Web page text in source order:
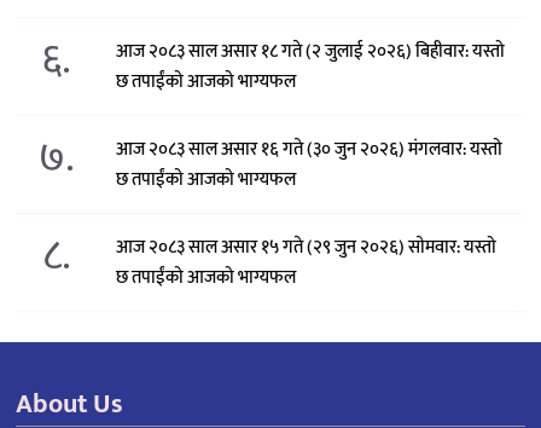
६.
आज २०८३ साल असार १८ गते (२ जुलाई २०२६) बिहीवार: यस्तो
छ तपाईंको आजको भाग्यफल
७.
आज २०८३ साल असार १६ गते (३० जुन २०२६) मंगलवार: यस्तो
छ तपाईंको आजको भाग्यफल
८.
आज २०८३ साल असार १५ गते (२९ जुन २०२६) साेमवार: यस्तो
छ तपाईंको आजको भाग्यफल
About Us